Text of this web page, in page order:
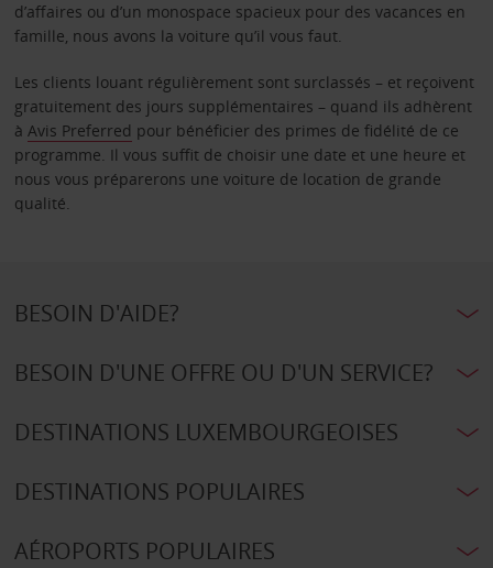
d’affaires ou d’un monospace spacieux pour des vacances en
famille, nous avons la voiture qu’il vous faut.
Les clients louant régulièrement sont surclassés – et reçoivent
gratuitement des jours supplémentaires – quand ils adhèrent
à Avis Preferred pour bénéficier des primes de fidélité de ce
programme. Il vous suffit de choisir une date et une heure et
nous vous préparerons une voiture de location de grande
qualité.
BESOIN D'AIDE?
BESOIN D'UNE OFFRE OU D'UN SERVICE?
DESTINATIONS LUXEMBOURGEOISES
DESTINATIONS POPULAIRES
AÉROPORTS POPULAIRES